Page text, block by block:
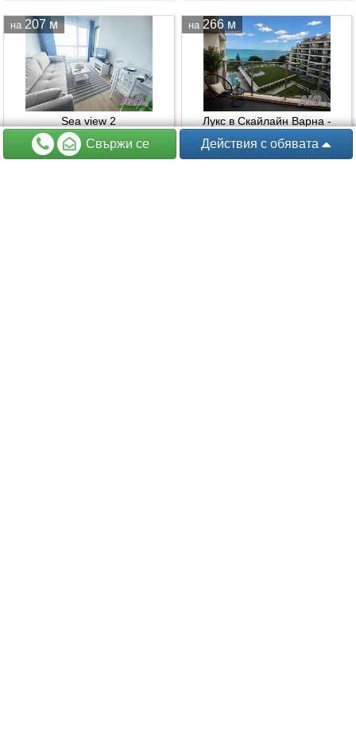
Свържи се Действия с обявата
на 207 м
Sea view 2
Чайка, Варна
на 266 м
Лукс в Скайлайн Варна -
Панорама и Басейн
Кабакум, Варна